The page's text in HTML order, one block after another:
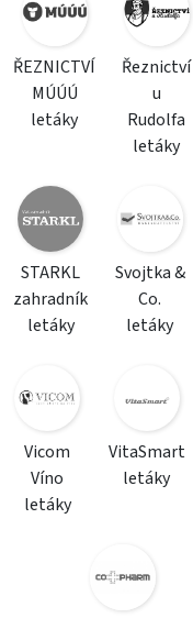
ŘEZNICTVÍ
MÚÚÚ
letáky
Řeznictví
u
Rudolfa
letáky
STARKL
zahradník
letáky
Svojtka &
Co.
letáky
Vicom
Víno
letáky
VitaSmart
letáky